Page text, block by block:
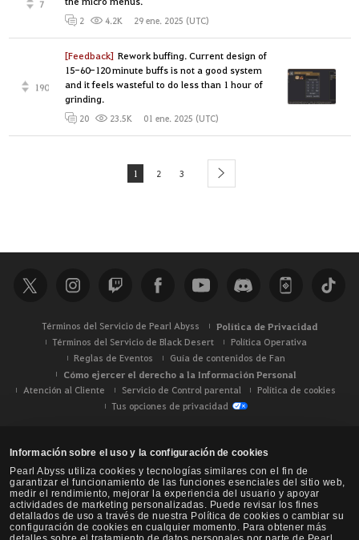
Información sobre el uso y la configuración de cookies
Pearl Abyss utiliza cookies y tecnologías similares con el fin de
garantizar el funcionamiento de las funciones esenciales del sitio web,
medir el rendimiento, mejorar la experiencia del usuario y apoyar
actividades de marketing personalizadas. Puede revisar los fines
detallados de uso a través de nuestra Política de cookies o cambiar su
configuración de cookies en cualquier momento. Para obtener más
7
2 4.2K 29 ene. 2025 (UTC)
[Feedback] Rework buffing. Current design of
15-60-120 minute buffs is not a good system
and it feels wasteful to do less than 1 hour of
grinding.
190
20 23.5K 01 ene. 2025 (UTC)
1 2 3 next
Términos del Servicio de Pearl Abyss Política de Privacidad
Términos del Servicio de Black Desert
Política Operativa
Reglas de Eventos
Guía de contenidos de Fan
Cómo ejercer el derecho a la Información Personal
Atención al Cliente Servicio de Control parental
Política de cookies
Tus opciones de privacidad